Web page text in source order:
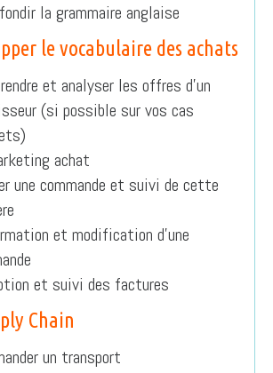
la grammaire anglaise
le vocabulaire des achats
et analyser les offres d’un
(si possible sur vos cas
achat
une commande et suivi de cette
et modification d’une
et suivi des factures
Chain
un transport